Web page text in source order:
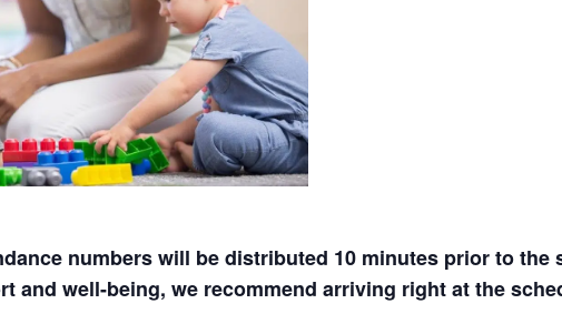
numbers will be distributed 10 minutes prior to the
and well-being, we recommend arriving right at the